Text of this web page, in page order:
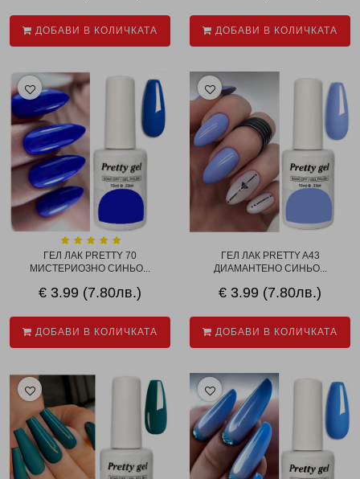
ДОБАВИ В КОЛИЧКАТА ДОБАВИ В КОЛИЧКАТА
ГЕЛ ЛАК PRETTY 70
МИСТЕРИОЗНО СИНЬО...
€ 3.99 (7.80лв.)
ДОБАВИ В КОЛИЧКАТА
ГЕЛ ЛАК PRETTY A43
ДИАМАНТЕНО СИНЬО...
€ 3.99 (7.80лв.)
ДОБАВИ В КОЛИЧКАТА